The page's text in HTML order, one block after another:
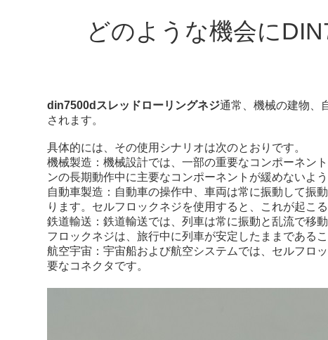
どのような機会に
din7500dスレッドローリングネジ通常、機械の建物、
されます。
具体的には、その使用シナリオは次のとおりです。
機械製造：機械設計では、一部の重要なコンポーネン
ンの長期動作中に主要なコンポーネントが緩めないよ
自動車製造：自動車の操作中、車両は常に振動して振
ります。セルフロックネジを使用すると、これが起こ
鉄道輸送：鉄道輸送では、列車は常に振動と乱流で移
フロックネジは、旅行中に列車が安定したままであるこ
航空宇宙：宇宙船および航空システムでは、セルフロ
要なコネクタです。